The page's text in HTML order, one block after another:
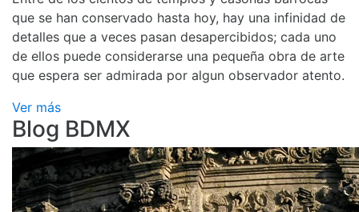
que se han conservado hasta hoy, hay una infinidad de
detalles que a veces pasan desapercibidos; cada uno
de ellos puede considerarse una pequeña obra de arte
que espera ser admirada por algun observador atento.
Ver más
Blog BDMX